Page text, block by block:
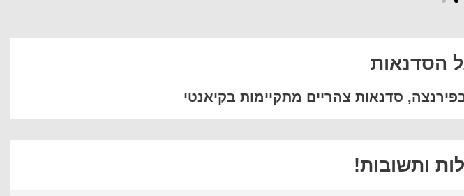
הסדנאות
סדנאות צהריים מתקיימות בקיאנטי
ותשובות!